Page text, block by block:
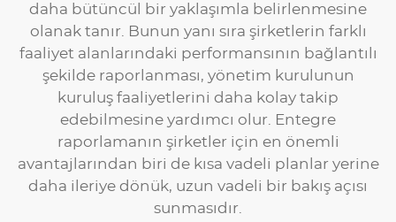
daha bütüncül bir yaklaşımla belirlenmesine
olanak tanır. Bunun yanı sıra şirketlerin farklı
faaliyet alanlarındaki performansının bağlantılı
şekilde raporlanması, yönetim kurulunun
kuruluş faaliyetlerini daha kolay takip
edebilmesine yardımcı olur. Entegre
raporlamanın şirketler için en önemli
avantajlarından biri de kısa vadeli planlar yerine
daha ileriye dönük, uzun vadeli bir bakış açısı
sunmasıdır.